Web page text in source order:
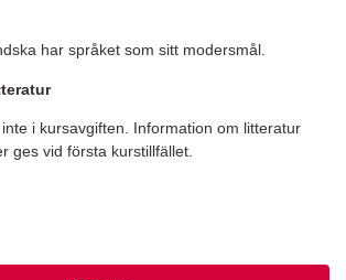
har språket som sitt modersmål.
i kursavgiften. Information om litteratur
ges vid första kurstillfället.